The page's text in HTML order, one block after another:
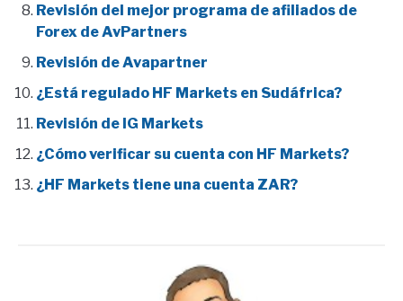
Revisión del mejor programa de afiliados de
Forex de AvPartners
Revisión de Avapartner
¿Está regulado HF Markets en Sudáfrica?
Revisión de IG Markets
¿Cómo verificar su cuenta con HF Markets?
¿HF Markets tiene una cuenta ZAR?